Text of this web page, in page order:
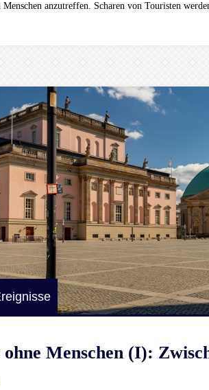
Menschen anzutreffen. Scharen von Touristen
ohne Menschen (I):